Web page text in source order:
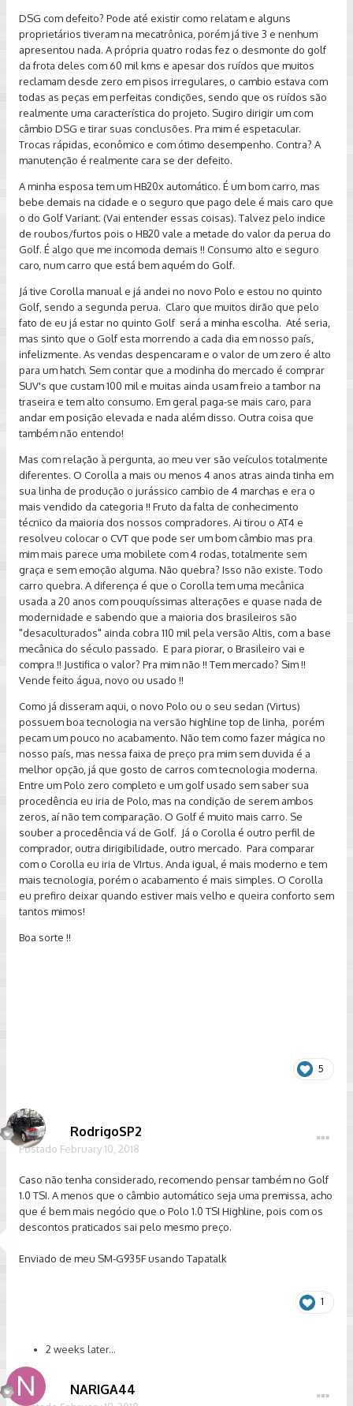
DSG com defeito? Pode até existir como relatam e alguns
proprietários tiveram na mecatrônica, porém já tive 3 e nenhum
apresentou nada. A própria quatro rodas fez o desmonte do golf
da frota deles com 60 mil kms e apesar dos ruídos que muitos
reclamam desde zero em pisos irregulares, o cambio estava com
todas as peças em perfeitas condições, sendo que os ruídos são
realmente uma característica do projeto. Sugiro dirigir um com
câmbio DSG e tirar suas conclusões. Pra mim é espetacular.
Trocas rápidas, econômico e com ótimo desempenho. Contra? A
manutenção é realmente cara se der defeito.
A minha esposa tem um HB20x automático. É um bom carro, mas
bebe demais na cidade e o seguro que pago dele é mais caro que
o do Golf Variant. (Vai entender essas coisas). Talvez pelo indice
de roubos/furtos pois o HB20 vale a metade do valor da perua do
Golf. É algo que me incomoda demais !! Consumo alto e seguro
caro, num carro que está bem aquém do Golf.
Já tive Corolla manual e já andei no novo Polo e estou no quinto
Golf, sendo a segunda perua. Claro que muitos dirão que pelo
fato de eu já estar no quinto Golf será a minha escolha. Até seria,
mas sinto que o Golf esta morrendo a cada dia em nosso país,
infelizmente. As vendas despencaram e o valor de um zero é alto
para um hatch. Sem contar que a modinha do mercado é comprar
SUV's que custam 100 mil e muitas ainda usam freio a tambor na
traseira e tem alto consumo. Em geral paga-se mais caro, para
andar em posição elevada e nada além disso. Outra coisa que
também não entendo!
Mas com relação à pergunta, ao meu ver são veículos totalmente
diferentes. O Corolla a mais ou menos 4 anos atras ainda tinha em
sua linha de produção o jurássico cambio de 4 marchas e era o
mais vendido da categoria !! Fruto da falta de conhecimento
técnico da maioria dos nossos compradores. Ai tirou o AT4 e
resolveu colocar o CVT que pode ser um bom câmbio mas pra
mim mais parece uma mobilete com 4 rodas, totalmente sem
graça e sem emoção alguma. Não quebra? Isso não existe. Todo
carro quebra. A diferença é que o Corolla tem uma mecânica
usada a 20 anos com pouquíssimas alterações e quase nada de
modernidade e sabendo que a maioria dos brasileiros são
"desaculturados" ainda cobra 110 mil pela versão Altis, com a base
mecânica do século passado. E para piorar, o Brasileiro vai e
compra !! Justifica o valor? Pra mim não !! Tem mercado? Sim !!
Vende feito água, novo ou usado !!
Como já disseram aqui, o novo Polo ou o seu sedan (Virtus)
possuem boa tecnologia na versão highline top de linha, porém
pecam um pouco no acabamento. Não tem como fazer mágica no
nosso país, mas nessa faixa de preço pra mim sem duvida é a
melhor opção, já que gosto de carros com tecnologia moderna.
Entre um Polo zero completo e um golf usado sem saber sua
procedência eu iria de Polo, mas na condição de serem ambos
zeros, aí não tem comparação. O Golf é muito mais carro. Se
souber a procedência vá de Golf. Já o Corolla é outro perfil de
comprador, outra dirigibilidade, outro mercado. Para comparar
com o Corolla eu iria de VIrtus. Anda igual, é mais moderno e tem
mais tecnologia, porém o acabamento é mais simples. O Corolla
eu prefiro deixar quando estiver mais velho e queira conforto sem
tantos mimos!
Boa sorte !!
5
RodrigoSP2
Postado February 10, 2018
Caso não tenha considerado, recomendo pensar também no Golf
1.0 TSI. A menos que o câmbio automático seja uma premissa, acho
que é bem mais negócio que o Polo 1.0 TSI Highline, pois com os
descontos praticados sai pelo mesmo preço.
Enviado de meu SM-G935F usando Tapatalk
1
2 weeks later...
NARIGA44